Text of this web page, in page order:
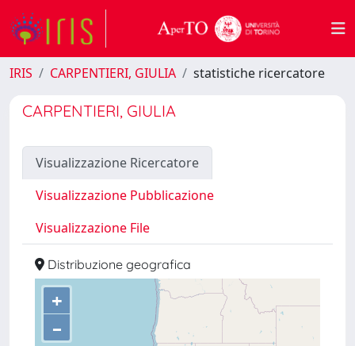
IRIS CARPENTIERI, GIULIA statistiche ricercatore
CARPENTIERI, GIULIA
Visualizzazione Ricercatore
Visualizzazione Pubblicazione
Visualizzazione File
Distribuzione geografica
+
–